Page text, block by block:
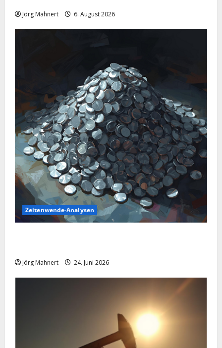
Jörg Mahnert 6. August 2026
Zeitenwende-Analysen
Jörg Mahnert 24. Juni 2026